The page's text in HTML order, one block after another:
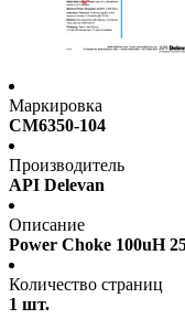
Маркировка
CM6350-104
Производитель
API Delevan
Описание
Power Choke 100uH
Количество страниц
1 шт.